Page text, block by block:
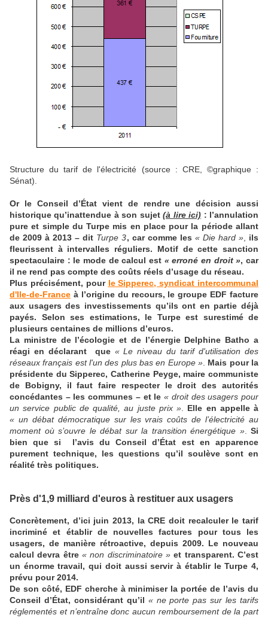
Structure du tarif de l'électricité (source : CRE, ©graphique :
Sénat).
Or le Conseil d’État vient de rendre une décision aussi
historique qu’inattendue à son sujet(à lire ici) : l’annulation
pure et simple du Turpe mis en place pour la période allant
de 2009 à 2013 – dit Turpe 3, car comme les « Die hard », ils
fleurissent à intervalles réguliers. Motif de cette sanction
spectaculaire : le mode de calcul est « erroné en droit », car
il ne rend pas compte des coûts réels d’usage du réseau.
Plus précisément, pour le Sipperec, syndicat intercommunal
d'Ile-de-France à l’origine du recours, le groupe EDF facture
aux usagers des investissements qu’ils ont en partie déjà
payés. Selon ses estimations, le Turpe est surestimé de
plusieurs centaines de millions d’euros.
La ministre de l’écologie et de l’énergie Delphine Batho a
réagi en déclarant que « Le niveau du tarif d'utilisation des
réseaux français est l'un des plus bas en Europe » Mais pour la
présidente du Sipperec, Catherine Peyge, maire communiste
de Bobigny, il faut faire respecter le droit des autorités
concédantes – les communes – et le « droit des usagers pour
un service public de qualité, au juste prix »
Elle en appelle à
« un débat démocratique sur les vrais coûts de l’électricité au
moment où s’ouvre le débat sur la transition énergétique ». Si
bien que si l’avis du Conseil d’État est en apparence
purement technique, les questions qu’il soulève sont en
réalité très politiques.
Près d'1,9 milliard d'euros à restituer aux usagers
Concrètement, d’ici juin 2013, la CRE doit recalculer le tarif
incriminé et établir de nouvelles factures pour tous les
usagers, de manière rétroactive, depuis 2009. Le nouveau
calcul devra être « non discriminatoire » et transparent. C’est
un énorme travail, qui doit aussi servir à établir le Turpe 4,
prévu pour 2014.
De son côté, EDF cherche à minimiser la portée de l’avis du
Conseil d’État, considérant qu’il « ne porte pas sur les tarifs
réglementés et n’entraîne donc aucun remboursement de la part